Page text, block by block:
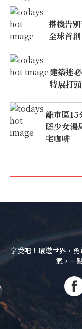
搭機告
全球首
建築迷
特展打
離市區15
隱少女湯
宅咖啡
享受吧！環遊世界，
氣，一